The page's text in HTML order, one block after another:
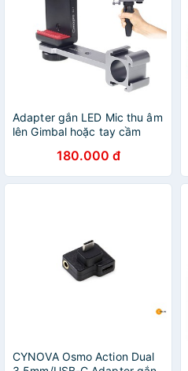
Adapter gắn LED Mic thu âm
lên Gimbal hoặc tay cầm
180.000 đ
CYNOVA Osmo Action Dual